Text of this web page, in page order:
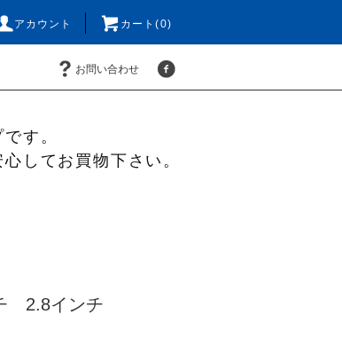
アカウント カート(0)
お問い合わせ
す。
してお買物下さい。
2.8インチ